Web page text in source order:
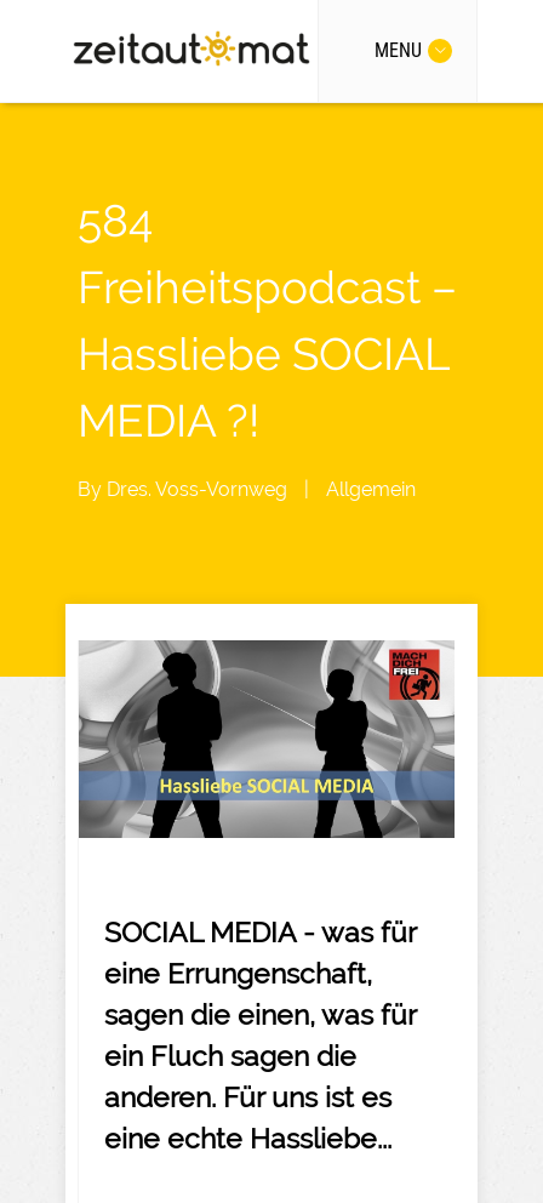
MENU
584
Freiheitspodcast –
Hassliebe SOCIAL
MEDIA ?!
By Dres. Voss-Vornweg Allgemein
SOCIAL MEDIA - was für
eine Errungenschaft,
sagen die einen, was für
ein Fluch sagen die
anderen. Für uns ist es
eine echte Hassliebe...